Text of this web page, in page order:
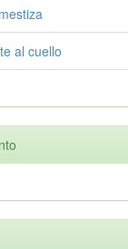
al cuello